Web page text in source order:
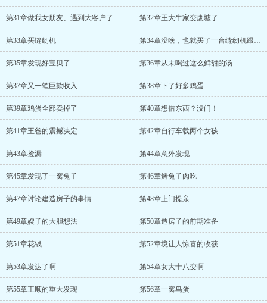
第31章做我女朋友、遇到大客户了 第32章王大牛家变废墟了
第33章买缝纫机 第34章没啥，也就买了一台缝纫机跟收音机
第35章发现好宝贝了 第36章从未喝过这么鲜甜的汤
第37章又一笔巨款收入 第38章下了好多鸡蛋
第39章鸡蛋全部卖掉了 第40章想借东西？没门！
第41章王爸的震撼决定 第42章自行车载两个女孩
第43章捡漏 第44章意外发现
第45章发现了一窝兔子 第46章烤兔子肉吃
第47章讨论建造房子的事情 第48章上门提亲
第49章嫂子的大胆想法 第50章造房子的前期准备
第51章花钱 第52章境让人惊喜的收获
第53章发达了啊 第54章女大十八变啊
第55章王顺的重大发现 第56章一窝鸟蛋